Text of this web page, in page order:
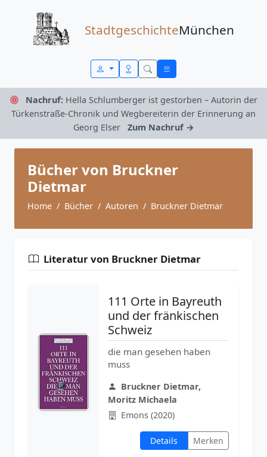
StadtgeschichteMünchen
Nachruf: Hella Schlumberger ist gestorben – Autorin der
Türkenstraße-Chronik und Wegbereiterin der Erinnerung an
Georg Elser
Zum Nachruf →
Bücher von Bruckner
Dietmar
Home Bücher Autoren Bruckner Dietmar
Literatur von Bruckner Dietmar
111 Orte in Bayreuth
und der fränkischen
Schweiz
die man gesehen haben
muss
Bruckner Dietmar,
Moritz Michaela
Emons (2020)
Details Merken